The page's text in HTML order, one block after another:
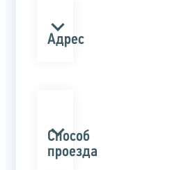
Адрес
Способ
проезда